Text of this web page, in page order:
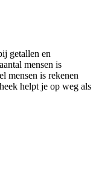
getallen en
mensen is
mensen is rekenen
helpt je op weg als